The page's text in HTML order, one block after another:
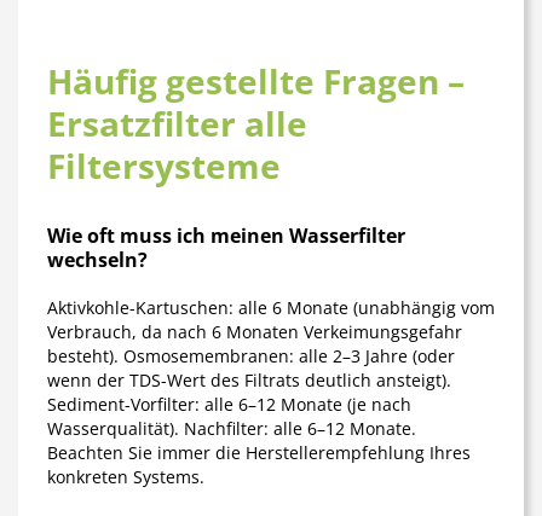
Häufig gestellte Fragen –
Ersatzfilter alle
Filtersysteme
Wie oft muss ich meinen Wasserfilter
wechseln?
Aktivkohle-Kartuschen: alle 6 Monate (unabhängig vom
Verbrauch, da nach 6 Monaten Verkeimungsgefahr
besteht). Osmosemembranen: alle 2–3 Jahre (oder
wenn der TDS-Wert des Filtrats deutlich ansteigt).
Sediment-Vorfilter: alle 6–12 Monate (je nach
Wasserqualität). Nachfilter: alle 6–12 Monate.
Beachten Sie immer die Herstellerempfehlung Ihres
konkreten Systems.